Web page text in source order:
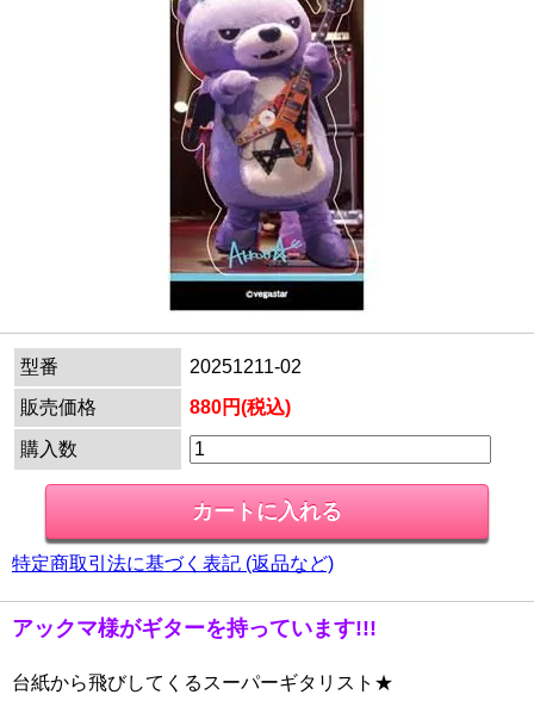
型番
20251211-02
販売価格
880円(税込)
購入数
特定商取引法に基づく表記 (返品など)
アックマ様がギターを持っています!!!
台紙から飛びしてくるスーパーギタリスト★